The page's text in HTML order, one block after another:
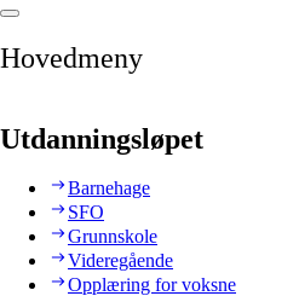
Hovedmeny
Utdanningsløpet
Barnehage
SFO
Grunnskole
Videregående
Opplæring for voksne